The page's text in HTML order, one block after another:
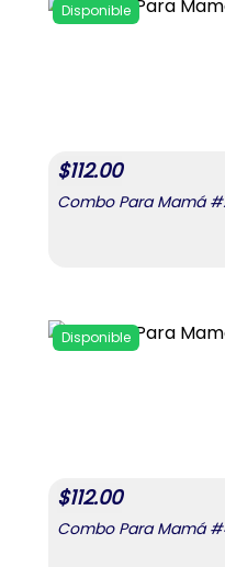
Disponible
$112.00
Combo Para Mamá
Disponible
$112.00
Combo Para Mamá